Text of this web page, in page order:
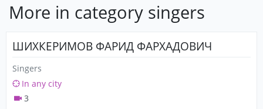
More in category singers
ШИХКЕРИМОВ ФАРИД ФАРХАДОВИЧ
Singers
In any city
3